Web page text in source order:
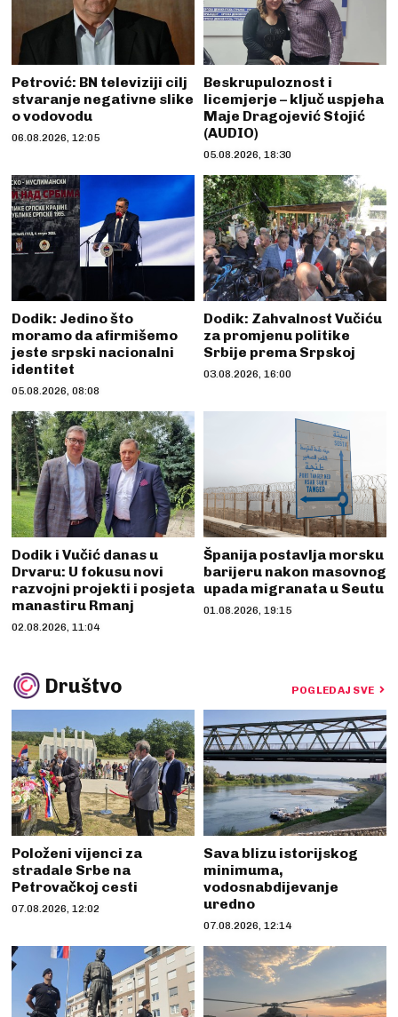
Petrović: BN televiziji cilj
stvaranje negativne slike
o vodovodu
06.08.2026, 12:05
Beskrupuloznost i
licemjerje – ključ uspjeha
Maje Dragojević Stojić
(AUDIO)
05.08.2026, 18:30
Dodik: Jedino što
moramo da afirmišemo
jeste srpski nacionalni
identitet
05.08.2026, 08:08
Dodik: Zahvalnost Vučiću
za promjenu politike
Srbije prema Srpskoj
03.08.2026, 16:00
Dodik i Vučić danas u
Drvaru: U fokusu novi
razvojni projekti i posjeta
manastiru Rmanj
02.08.2026, 11:04
Španija postavlja morsku
barijeru nakon masovnog
upada migranata u Seutu
01.08.2026, 19:15
Društvo POGLEDAJ SVE
Položeni vijenci za
stradale Srbe na
Petrovačkoj cesti
07.08.2026, 12:02
Sava blizu istorijskog
minimuma,
vodosnabdijevanje
uredno
07.08.2026, 12:14